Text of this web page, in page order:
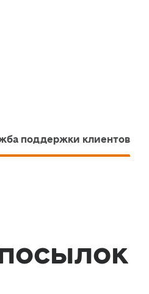
поддержки клиентов